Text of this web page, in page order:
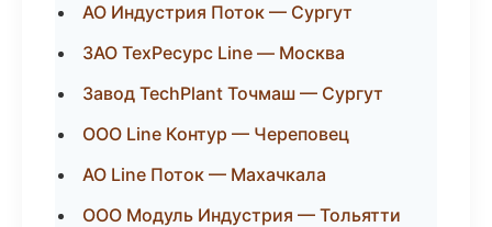
АО Индустрия Поток — Сургут
ЗАО ТехРесурс Line — Москва
Завод TechPlant Точмаш — Сургут
ООО Line Контур — Череповец
АО Line Поток — Махачкала
ООО Модуль Индустрия — Тольятти